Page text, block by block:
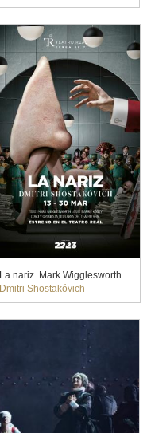
La nariz. Mark Wigglesworth y Barrie Kosky (2023)
Dmitri Shostakóvich